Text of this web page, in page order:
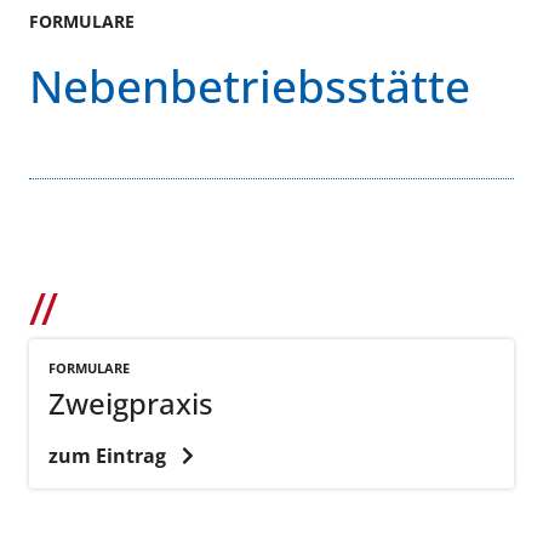
FORMULARE
Nebenbetriebsstätte
FORMULARE
Zweigpraxis
zum Eintrag